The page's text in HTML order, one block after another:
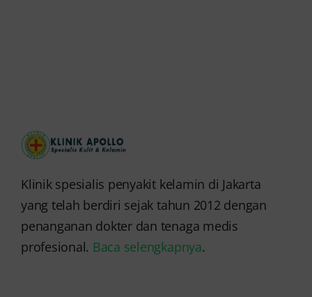
Klinik spesialis penyakit kelamin di Jakarta
yang telah berdiri sejak tahun 2012 dengan
penanganan dokter dan tenaga medis
profesional. Baca selengkapnya.